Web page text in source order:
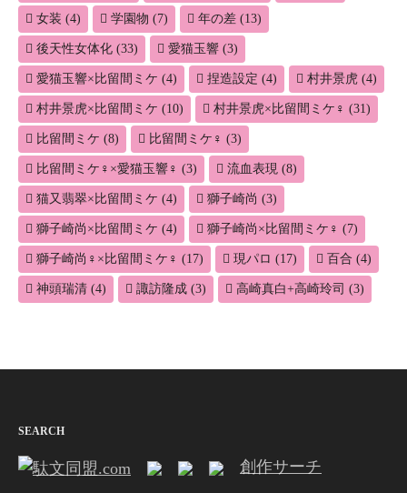
女装 (4) 学園物 (7) 年の差 (13)
後天性女体化 (33) 愛猫玉響 (3)
愛猫玉響×比留間ミケ (4) 捏造設定 (4) 村井景虎 (4)
村井景虎×比留間ミケ (10) 村井景虎×比留間ミケ♀ (31)
比留間ミケ (8) 比留間ミケ♀ (3)
比留間ミケ♀×愛猫玉響♀ (3) 流血表現 (8)
猫又翡翠×比留間ミケ (4) 獅子崎尚 (3)
獅子崎尚×比留間ミケ (4) 獅子崎尚×比留間ミケ♀ (7)
獅子崎尚♀×比留間ミケ♀ (17) 現パロ (17) 百合 (4)
神頭瑞清 (4) 諏訪隆成 (3) 高崎真白+高崎玲司 (3)
SEARCH
創作サーチ